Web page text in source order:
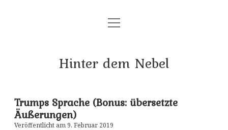
Startseite
Über diesen Blog
Menü
Hinter dem Nebel
Trumps Sprache (Bonus: übersetzte
Äußerungen)
Veröffentlicht am 9. Februar 2019